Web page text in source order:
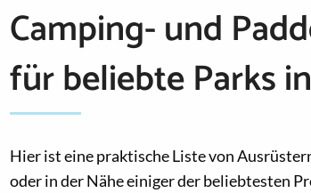
Camping- und
für beliebte Parks
Hier ist eine praktische Liste von
oder in der Nähe einiger der beliebtesten